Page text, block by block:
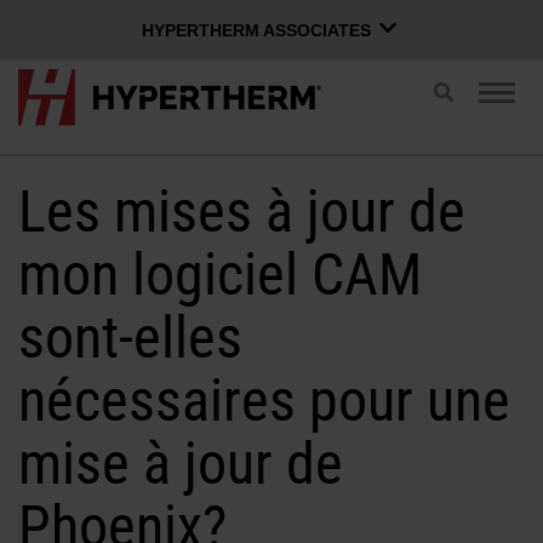
HYPERTHERM ASSOCIATES
HYPERTHERM ASSOCIATES
Groupe de logiciels
Recherche
FRANÇAIS
Connexion à Xnet
Nom d’utilisateurNous joindre Connexion Xnet
Produits
Les mises à jour de
mon logiciel CAM
sont-elles
nécessaires pour une
mise à jour de
Phoenix?